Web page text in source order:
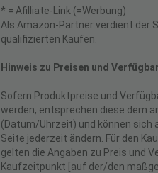
* = Afilliate-Link (=Werbung)
Als Amazon-Partner verdient der
qualifizierten Käufen.
Hinweis zu Preisen und
Sofern Produktpreise und
werden, entsprechen diese dem
(Datum/Uhrzeit) und können sich
Seite jederzeit ändern. Für den
gelten die Angaben zu Preis und
Kaufzeitpunkt [auf der/den